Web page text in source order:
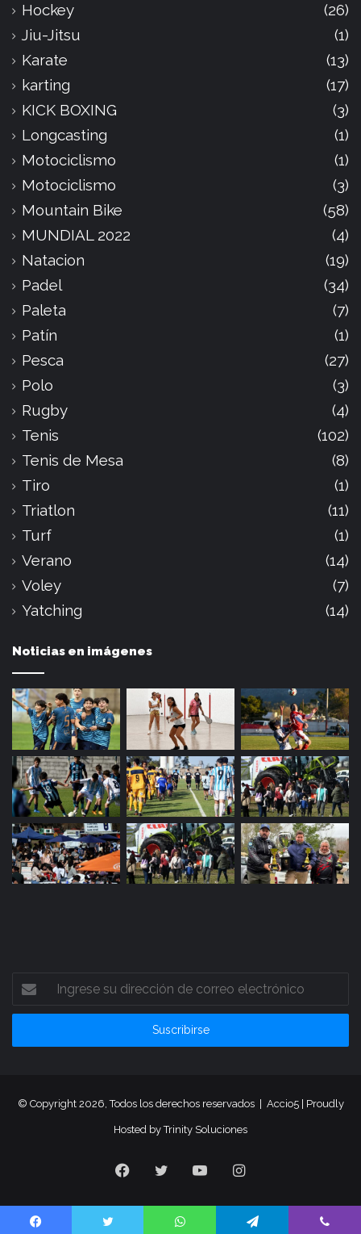
Hockey
(26)
Jiu-Jitsu
(1)
Karate
(13)
karting
(17)
KICK BOXING
(3)
Longcasting
(1)
Motociclismo
(1)
Motociclismo
(3)
Mountain Bike
(58)
MUNDIAL 2022
(4)
Natacion
(19)
Padel
(34)
Paleta
(7)
Patín
(1)
Pesca
(27)
Polo
(3)
Rugby
(4)
Tenis
(102)
Tenis de Mesa
(8)
Tiro
(1)
Triatlon
(11)
Turf
(1)
Verano
(14)
Voley
(7)
Yatching
(14)
Noticias en imágenes
Ingrese
su
dirección
correo
© Copyright 2026, Todos los derechos reservados | Accio5| Proudly
Hosted byTrinity Soluciones
Facebook
Twitter YouTubeInstagram